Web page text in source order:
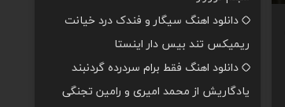
دانلود اهنگ سیگار و فندک درد خیانت
ریمیکس تند بیس دار اینستا
دانلود اهنگ فقط برام سردرده گردنبند
یادگاریش از محمد امیری و رامین تجنگی